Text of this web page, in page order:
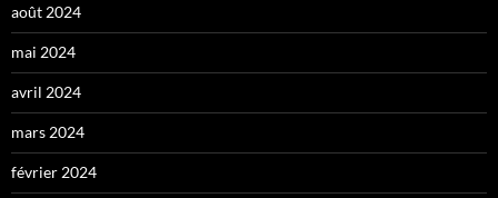
août 2024
mai 2024
avril 2024
mars 2024
février 2024